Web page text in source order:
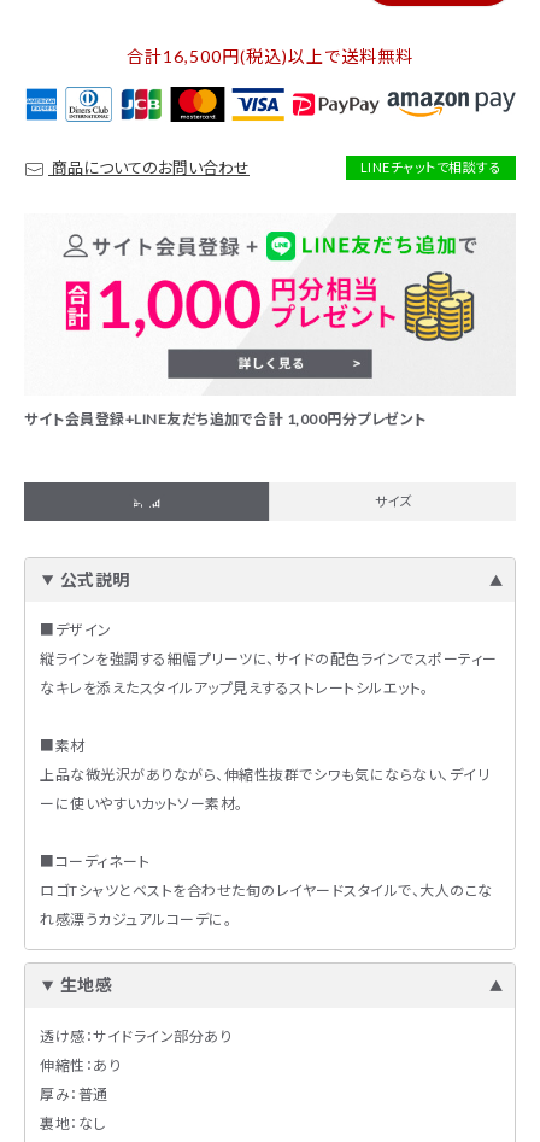
ログイン 会員登録
合計16,500円(税込)以上で送料無料
商品についてのお問い合わせ LINEチャットで相談する
サイト会員登録+LINE友だち追加で合計 1,000円分プレゼント
詳細 サイズ
公式説明
■デザイン
縦ラインを強調する細幅プリーツに、サイドの配色ラインでスポーティー
なキレを添えたスタイルアップ見えするストレートシルエット。
■素材
上品な微光沢がありながら、伸縮性抜群でシワも気にならない、デイリ
ーに使いやすいカットソー素材。
■コーディネート
ロゴTシャツとベストを合わせた旬のレイヤードスタイルで、大人のこな
れ感漂うカジュアルコーデに。
生地感
透け感：サイドライン部分あり
伸縮性：あり
厚み：普通
裏地：なし